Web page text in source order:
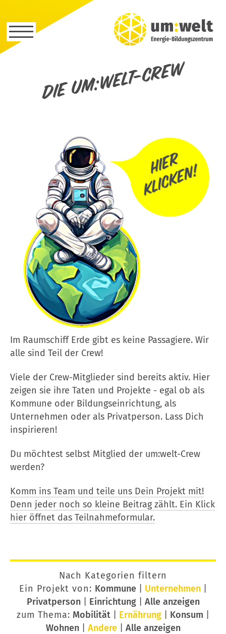
Die um:welt-Crew
Im Raumschiff Erde gibt es keine Passagiere. Wir
alle sind Teil der Crew!
Viele der Crew-Mitglieder sind bereits aktiv. Hier
zeigen sie ihre Taten und Projekte - egal ob als
Kommune oder Bildungseinrichtung, als
Unternehmen oder als Privatperson. Lass Dich
inspirieren!
Du möchtest selbst Mitglied der um:welt-Crew
werden?
Komm ins Team und teile uns Dein Projekt mit!
Denn jeder noch so kleine Beitrag zählt. Ein Klick
hier öffnet das Teilnahmeformular.
Nach Kategorien filtern
Ein Projekt von: Kommune| Unternehmen|
Privatperson| Einrichtung| Alle anzeigen
zum Thema: Mobilität Ernährung Konsum
Wohnen| Andere| Alle anzeigen